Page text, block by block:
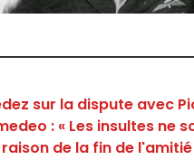
sur la dispute avec
: « Les insultes ne
de la fin de l'amitié